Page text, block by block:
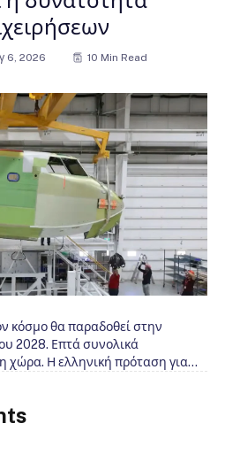
6, 2026 10 Min Read
κόσμο θα παραδοθεί στην
2028. Επτά συνολικά
χώρα. Η ελληνική πρόταση για…